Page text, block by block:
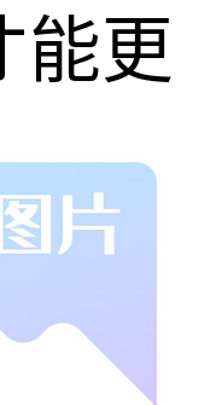
能更
般与
定
以